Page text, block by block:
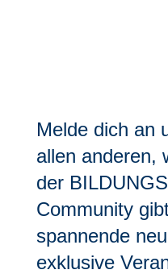
Melde dich an
allen anderen,
der
Community
spannende
exklusive